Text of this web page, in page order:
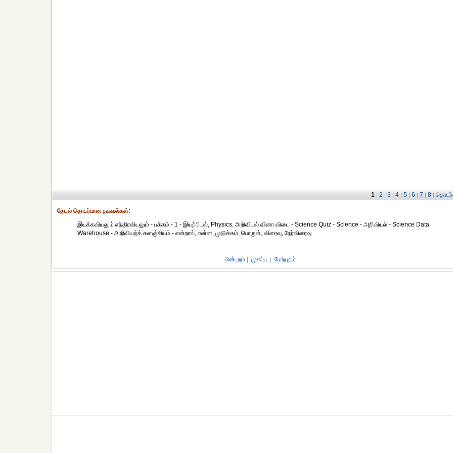
1 | 2 | 3 | 4 | 5 | 6 | 7 | 8 |
தேட‌ல் தொட‌ர்பான தகவ‌ல்க‌ள்:
இயக்கவியலும் எந்திரவியலும் - பக்கம் - 1 - இயற்பியல், Physics, அறிவியல் வினா விடை - Science Quiz - Science - அறிவியல் - Science Data
Warehouse - அறிவியற்க் களஞ்சியம் - என்றால், என்ன, முடுக்கம், பொருள், விரைவு, நேர்விரைவு
பின்புறம் முகப்பு மேற்புறம்